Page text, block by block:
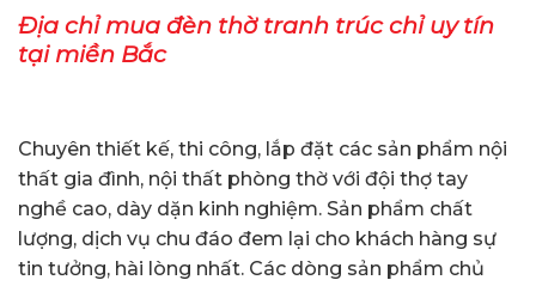
Địa chỉ mua đèn thờ tranh trúc chỉ uy tín
tại miền Bắc
Chuyên thiết kế, thi công, lắp đặt các sản phẩm nội
thất gia đình, nội thất phòng thờ với đội thợ tay
nghề cao, dày dặn kinh nghiệm. Sản phẩm chất
lượng, dịch vụ chu đáo đem lại cho khách hàng sự
tin tưởng, hài lòng nhất. Các dòng sản phẩm chủ